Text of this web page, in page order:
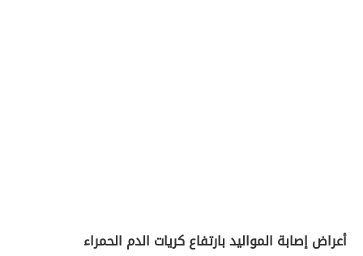
أعراض إصابة المواليد بارتفاع كريات الدم الحمراء